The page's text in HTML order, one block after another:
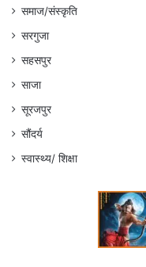
समाज/संस्कृति
सरगुजा
सहसपुर
साजा
सूरजपुर
सौंदर्य
स्वास्थ्य/ शिक्षा